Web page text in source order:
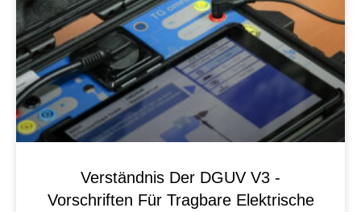
Verständnis Der DGUV V3 -
Vorschriften Für Tragbare Elektrische